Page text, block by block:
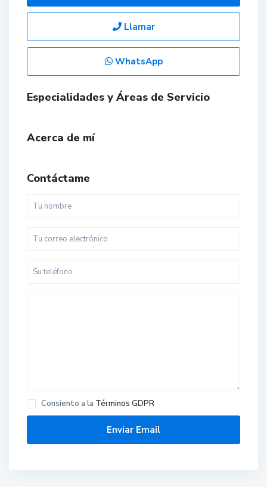
Llamar
WhatsApp
Especialidades y Áreas de Servicio
Acerca de mí
Contáctame
Consiento a la Términos GDPR